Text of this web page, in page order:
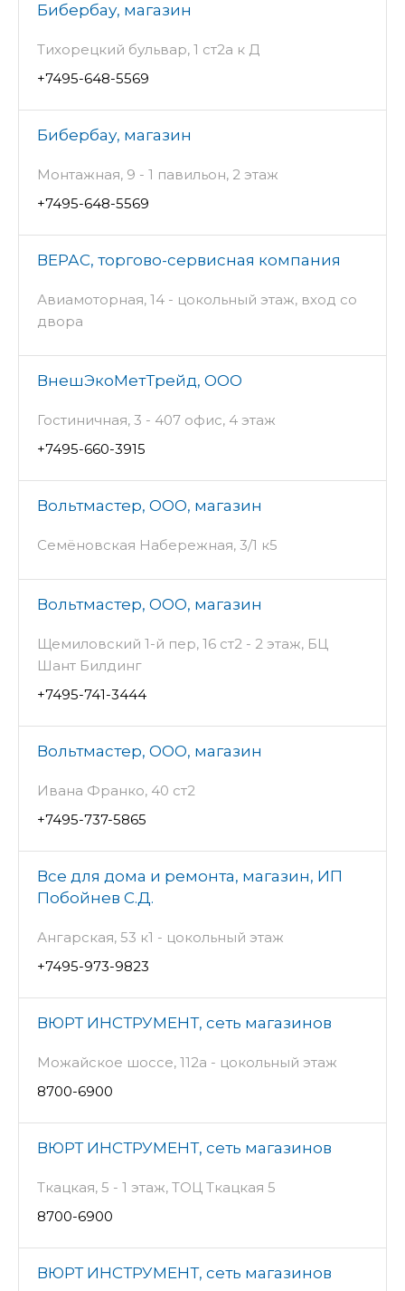
Бибербау, магазин
Тихорецкий бульвар, 1 ст2а к Д
+7495-648-5569
Бибербау, магазин
Монтажная, 9 - 1 павильон, 2 этаж
+7495-648-5569
ВЕРАС, торгово-сервисная компания
Авиамоторная, 14 - цокольный этаж, вход со
двора
ВнешЭкоМетТрейд, ООО
Гостиничная, 3 - 407 офис, 4 этаж
+7495-660-3915
Вольтмастер, ООО, магазин
Семёновская Набережная, 3/1 к5
Вольтмастер, ООО, магазин
Щемиловский 1-й пер, 16 ст2 - 2 этаж, БЦ
Шант Билдинг
+7495-741-3444
Вольтмастер, ООО, магазин
Ивана Франко, 40 ст2
+7495-737-5865
Все для дома и ремонта, магазин, ИП
Побойнев С.Д.
Ангарская, 53 к1 - цокольный этаж
+7495-973-9823
ВЮРТ ИНСТРУМЕНТ, сеть магазинов
Можайское шоссе, 112а - цокольный этаж
8700-6900
ВЮРТ ИНСТРУМЕНТ, сеть магазинов
Ткацкая, 5 - 1 этаж, ТОЦ Ткацкая 5
8700-6900
ВЮРТ ИНСТРУМЕНТ, сеть магазинов